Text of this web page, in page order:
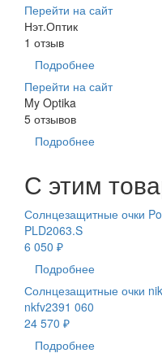
Перейти на сайт
Нэт.Оптик
1 отзыв
Подробнее
Перейти на сайт
My Optika
5 отзывов
Подробнее
С этим
Солнцезащитные очки
PLD2063.S
6 050 ₽
Подробнее
Солнцезащитные очки
nkfv2391 060
24 570 ₽
Подробнее